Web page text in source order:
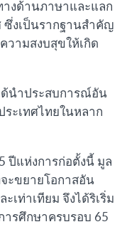
งด้านภาษาและแลก
ซึ่งเป็นรากฐานสำคัญ
วามสงบสุขให้เกิด
ด้นำประสบการณ์อัน
ะเทศไทยในหลาก
ปีแห่งการก่อตั้งนี้ มูล
ะขยายโอกาสอัน
เท่าเทียม จึงได้ริเริ่ม
ารศึกษาครบรอบ 65